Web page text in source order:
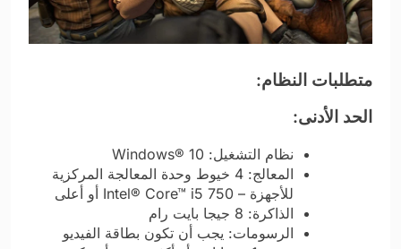
متطلبات النظام:
الحد الأدنى:
نظام التشغيل: Windows® 10
المعالج: 4 خيوط وحدة المعالجة المركزية
للأجهزة – Intel® Core™ i5 750 أو أعلى
الذاكرة: 8 جيجا بايت رام
الرسومات: يجب أن تكون بطاقة الفيديو